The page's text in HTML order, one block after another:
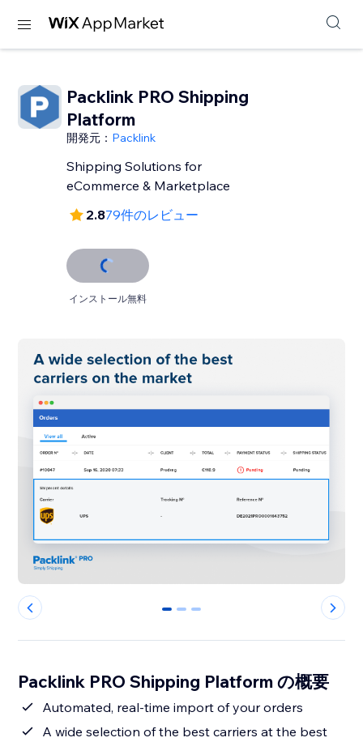
Packlink PRO Shipping
Platform
開発元： Packlink
Shipping Solutions for
eCommerce & Marketplace
2.879件のレビュー
インストール無料
0 1 2
Packlink PRO Shipping Platform の概要
Automated, real-time import of your orders
A wide selection of the best carriers at the best